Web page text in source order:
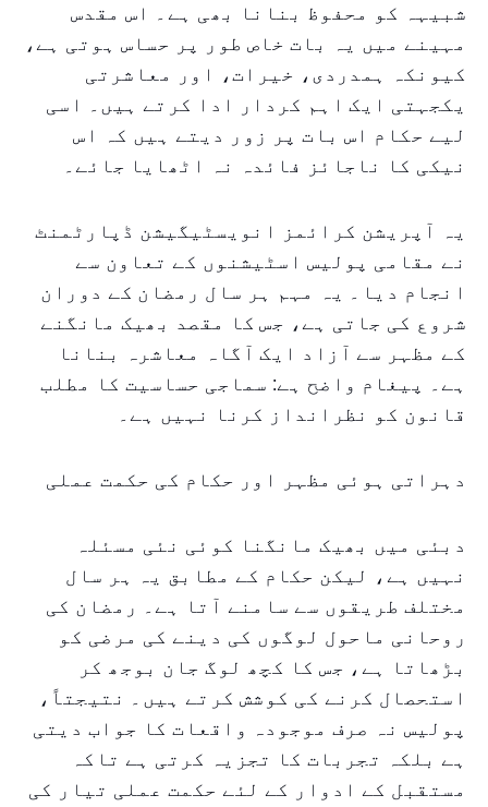
شبیہہ کو محفوظ بنانا بھی ہے۔ اس مقدس
مہینے میں یہ بات خاص طور پر حساس ہوتی ہے،
کیونکہ ہمدردی، خیرات، اور معاشرتی
یکجہتی ایک اہم کردار ادا کرتے ہیں۔ اسی
لیے حکام اس بات پر زور دیتے ہیں کہ اس
نیکی کا ناجائز فائدہ نہ اٹھایا جائے۔
یہ آپریشن کرائمز انویسٹیگیشن ڈپارٹمنٹ
نے مقامی پولیس اسٹیشنوں کے تعاون سے
انجام دیا۔ یہ مہم ہر سال رمضان کے دوران
شروع کی جاتی ہے، جس کا مقصد بھیک مانگنے
کے مظہر سے آزاد ایک آگاہ معاشرہ بنانا
ہے۔ پیغام واضح ہے: سماجی حساسیت کا مطلب
قانون کو نظرانداز کرنا نہیں ہے۔
دہراتی ہوئی مظہر اور حکام کی حکمت عملی
دبئی میں بھیک مانگنا کوئی نئی مسئلہ
نہیں ہے، لیکن حکام کے مطابق یہ ہر سال
مختلف طریقوں سے سامنے آتا ہے۔ رمضان کی
روحانی ماحول لوگوں کی دینے کی مرضی کو
بڑھاتا ہے، جس کا کچھ لوگ جان بوجھ کر
استحصال کرنے کی کوشش کرتے ہیں۔ نتیجتاً،
پولیس نہ صرف موجودہ واقعات کا جواب دیتی
ہے بلکہ تجربات کا تجزیہ کرتی ہے تاکہ
مستقبل کے ادوار کے لئے حکمت عملی تیار کی